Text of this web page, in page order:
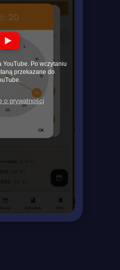
YouTube. Po wczytaniu
przekazane do
o prywatności